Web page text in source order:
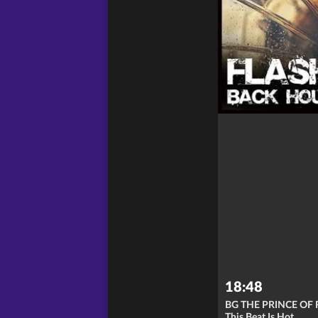
18:48
BG THE PRINCE OF